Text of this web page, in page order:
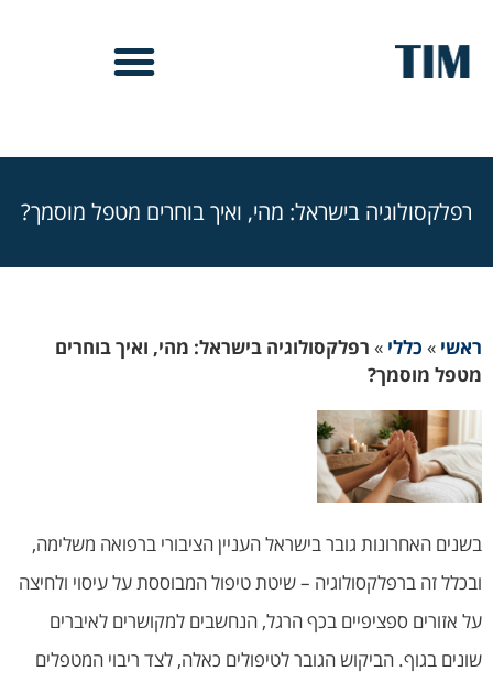
רפלקסולוגיה בישראל: מהי, ואיך בוחרים מטפל מוסמך?
ראשי » כללי » רפלקסולוגיה בישראל: מהי, ואיך בוחרים
מטפל מוסמך?
בשנים האחרונות גובר בישראל העניין הציבורי ברפואה משלימה,
ובכלל זה ברפלקסולוגיה – שיטת טיפול המבוססת על עיסוי ולחיצה
על אזורים ספציפיים בכף הרגל, הנחשבים למקושרים לאיברים
שונים בגוף. הביקוש הגובר לטיפולים כאלה, לצד ריבוי המטפלים